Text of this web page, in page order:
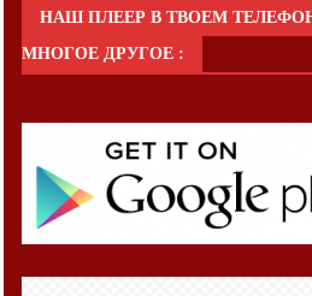
НАШ ПЛЕЕР В ТВОЕМ
МНОГОЕ ДРУГОЕ :